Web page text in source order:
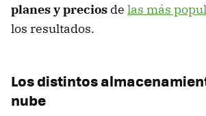
planes y precios de las más
los resultados.
Los distintos
nube